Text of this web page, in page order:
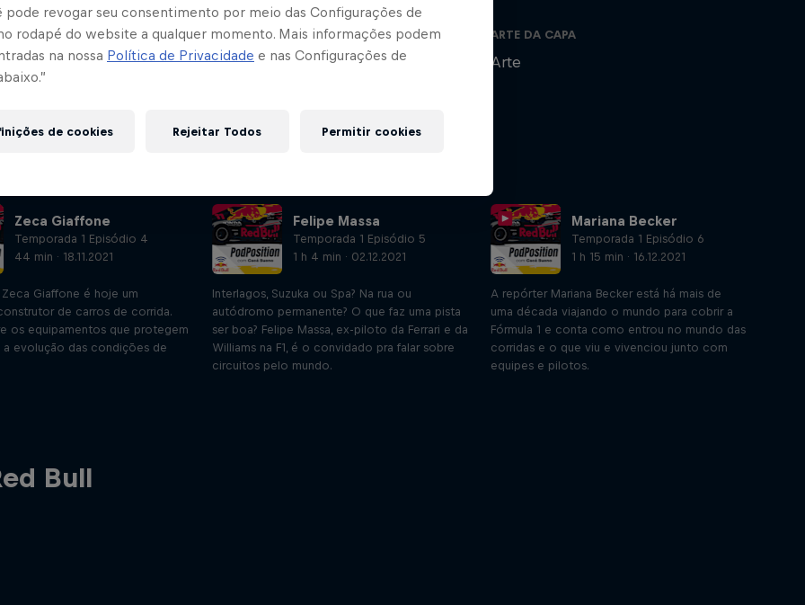
ARTE DA CAPA
Arte
Zeca Giaffone
Temporada 1 Episódio 4
44 min · 18.11.2021
Giaffone é hoje um
de carros de corrida.
os equipamentos que protegem
evolução das condições de
Felipe Massa
Temporada 1 Episódio 5
1 h 4 min · 02.12.2021
Interlagos, Suzuka ou Spa? Na rua ou
autódromo permanente? O que faz uma pista
ser boa? Felipe Massa, ex-piloto da Ferrari e da
Williams na F1, é o convidado pra falar sobre
circuitos pelo mundo.
Mariana Becker
Temporada 1 Episódio 6
1 h 15 min · 16.12.2021
A repórter Mariana Becker está há mais de
uma década viajando o mundo para cobrir a
Fórmula 1 e conta como entrou no mundo das
corridas e o que viu e vivenciou junto com
equipes e pilotos.
Bull
pode revogar seu consentimento por meio das Configurações de
rodapé do website a qualquer momento. Mais informações podem
na nossa Política de Privacidade e nas Configurações de
de cookies Rejeitar Todos Permitir cookies